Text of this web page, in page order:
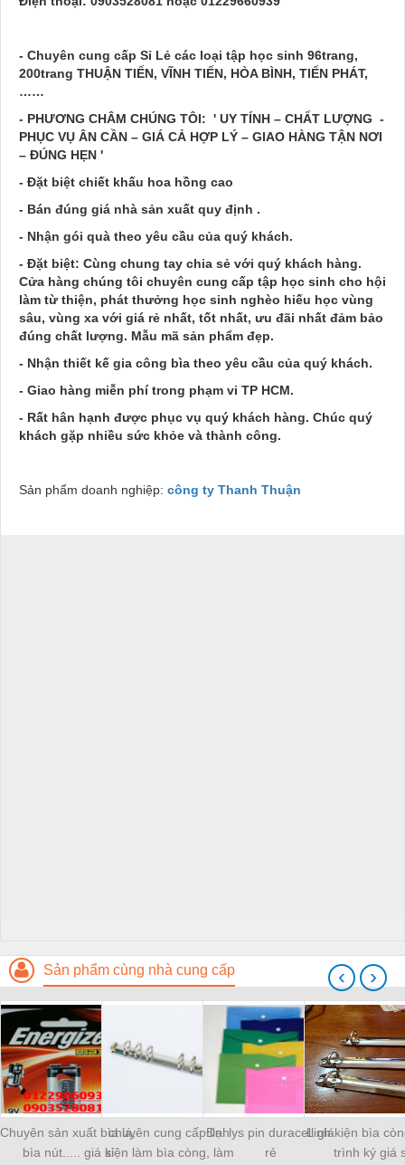
- Chuyên cung cấp Sỉ Lẻ các loại tập học sinh 96trang,
200trang THUẬN TIẾN, VĨNH TIẾN, HÒA BÌNH, TIẾN PHÁT,
……
- PHƯƠNG CHÂM CHÚNG TÔI: ' UY TÍNH – CHẤT LƯỢNG -
PHỤC VỤ ÂN CẦN – GIÁ CẢ HỢP LÝ – GIAO HÀNG TẬN NƠI
– ĐÚNG HẸN '
- Đặt biệt chiết khấu hoa hồng cao
- Bán đúng giá nhà sản xuất quy định .
- Nhận gói quà theo yêu cầu của quý khách.
- Đặt biệt: Cùng chung tay chia sẻ với quý khách hàng.
Cửa hàng chúng tôi chuyên cung cấp tập học sinh cho hội
làm từ thiện, phát thưởng học sinh nghèo hiếu học vùng
sâu, vùng xa với giá rẻ nhất, tốt nhất, ưu đãi nhất đảm bảo
đúng chất lượng. Mẫu mã sản phẩm đẹp.
- Nhận thiết kế gia công bìa theo yêu cầu của quý khách.
- Giao hàng miễn phí trong phạm vi TP HCM.
- Rất hân hạnh được phục vụ quý khách hàng. Chúc quý
khách gặp nhiều sức khỏe và thành công.
Sản phẩm doanh nghiệp: công ty Thanh Thuận
Sản phẩm cùng nhà cung cấp
Chuyên sản xuất bìa lá,
bìa nút..... giá sỉ
chuyên cung cấp linh
kiện làm bìa còng, làm
Đại lys pin duracell giá
rẻ
Linh kiện bìa
trình ký giá
‹ ›